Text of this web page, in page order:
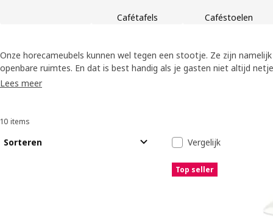
Cafétafels
Caféstoelen
Onze horecameubels kunnen wel tegen een stootje. Ze zijn
openbare ruimtes. En dat is best handig als je gasten niet altijd
aantal van de onderstaande stoelen kunnen ook worden
Lees meer
Sorteren en filteren
10 items
Sorteren Resultatenlijst
Vergelijk
Top seller